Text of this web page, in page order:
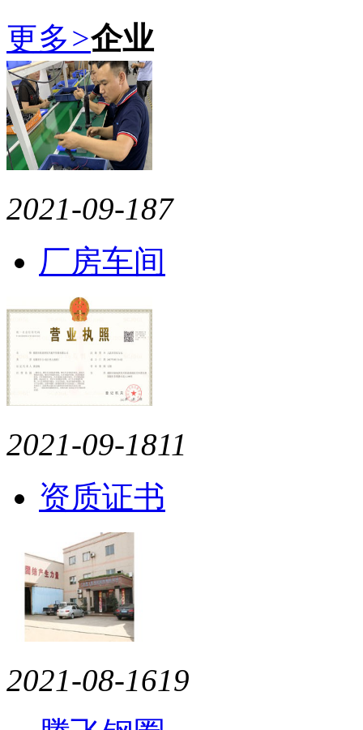
更多>企业
2021-09-187
厂房车间
2021-09-1811
资质证书
2021-08-1619